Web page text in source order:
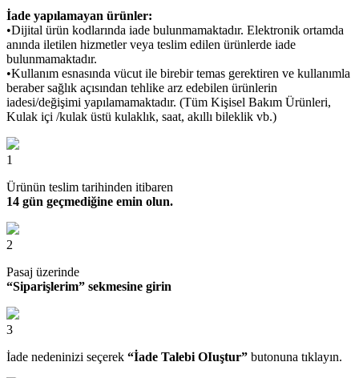
İade yapılamayan ürünler:
•Dijital ürün kodlarında iade bulunmamaktadır. Elektronik ortamda
anında iletilen hizmetler veya teslim edilen ürünlerde iade
bulunmamaktadır.
•Kullanım esnasında vücut ile birebir temas gerektiren ve kullanımla
beraber sağlık açısından tehlike arz edebilen ürünlerin
iadesi/değişimi yapılamamaktadır. (Tüm Kişisel Bakım Ürünleri,
Kulak içi /kulak üstü kulaklık, saat, akıllı bileklik vb.)
1
Ürünün teslim tarihinden itibaren
14 gün geçmediğine emin olun.
2
Pasaj üzerinde
“Siparişlerim” sekmesine girin
3
İade nedeninizi seçerek “İade Talebi OIuştur” butonuna tıklayın.